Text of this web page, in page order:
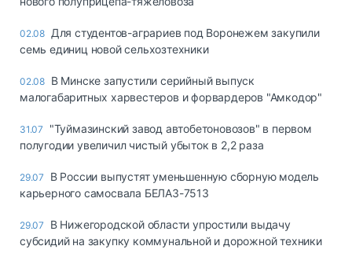
02.08 Для студентов-аграриев под Воронежем закупили
семь единиц новой сельхозтехники
02.08 В Минске запустили серийный выпуск
малогабаритных харвестеров и форвардеров "Амкодор"
31.07
"Туймазинский завод автобетоновозов" в первом
полугодии увеличил чистый убыток в 2,2 раза
29.07
В России выпустят уменьшенную сборную модель
карьерного самосвала БЕЛАЗ-7513
29.07
В Нижегородской области упростили выдачу
субсидий на закупку коммунальной и дорожной техники